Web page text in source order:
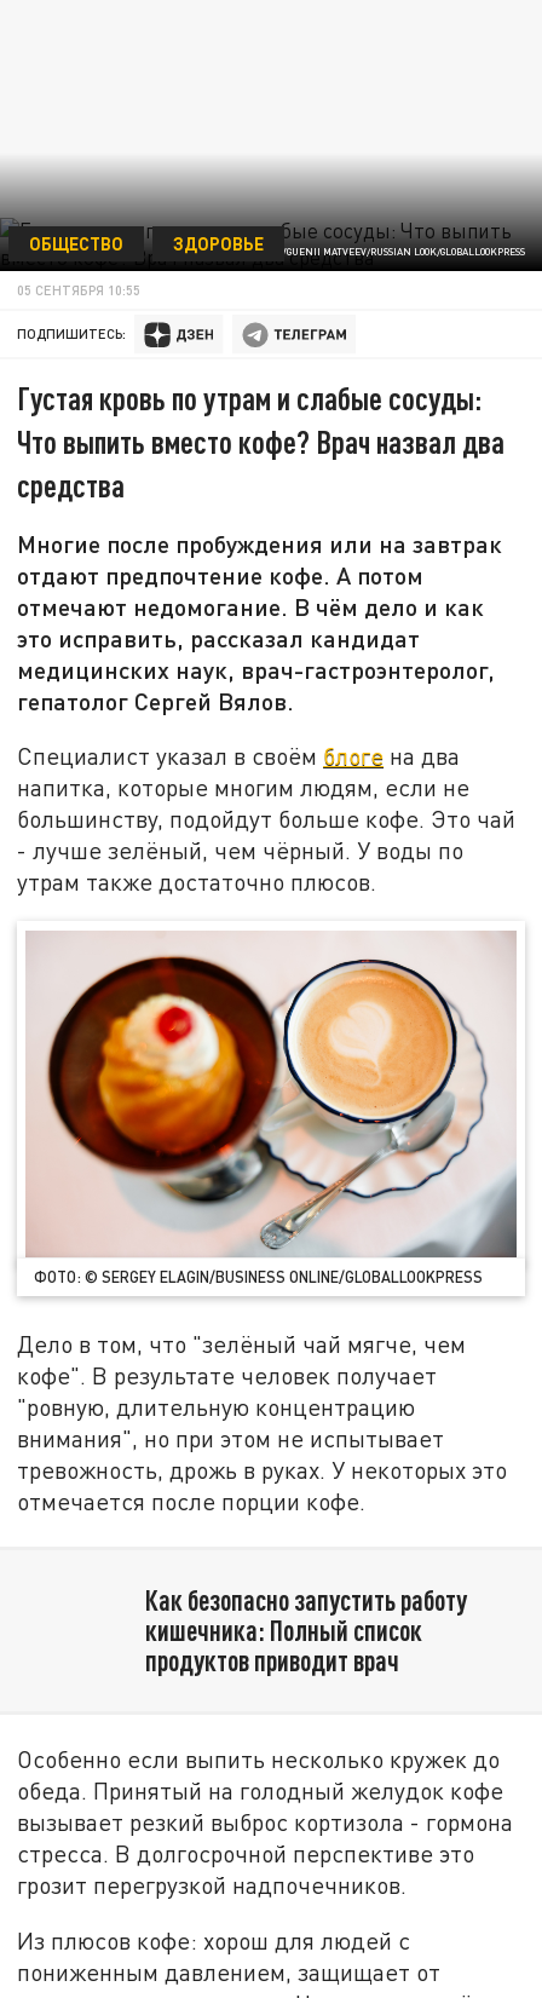
ФОТО: © EVGUENII MATVEEV/RUSSIAN LOOK/GLOBALLOOKPRESS
ОБЩЕСТВО ЗДОРОВЬЕ
05 СЕНТЯБРЯ 10:55
ПОДПИШИТЕСЬ:
Густая кровь по утрам и слабые сосуды:
Что выпить вместо кофе? Врач назвал два
средства
Многие после пробуждения или на завтрак
отдают предпочтение кофе. А потом
отмечают недомогание. В чём дело и как
это исправить, рассказал кандидат
медицинских наук, врач-гастроэнтеролог,
гепатолог Сергей Вялов.
Специалист указал в своём блоге на два
напитка, которые многим людям, если не
большинству, подойдут больше кофе. Это чай
- лучше зелёный, чем чёрный. У воды по
утрам также достаточно плюсов.
ФОТО: © SERGEY ELAGIN/BUSINESS ONLINE/GLOBALLOOKPRESS
Дело в том, что "зелёный чай мягче, чем
кофе". В результате человек получает
"ровную, длительную концентрацию
внимания", но при этом не испытывает
тревожность, дрожь в руках. У некоторых это
отмечается после порции кофе.
Как безопасно запустить работу
кишечника: Полный список
продуктов приводит врач
Особенно если выпить несколько кружек до
обеда. Принятый на голодный желудок кофе
вызывает резкий выброс кортизола - гормона
стресса. В долгосрочной перспективе это
грозит перегрузкой надпочечников.
Из плюсов кофе: хорош для людей с
пониженным давлением, защищает от